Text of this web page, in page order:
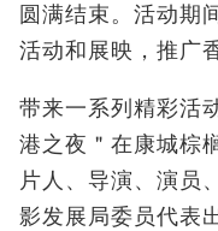
圆满结束。活动期
活动和展映，推广
带来一系列精彩活
港之夜＂在康城棕
片人、导演、演员
影发展局委员代表